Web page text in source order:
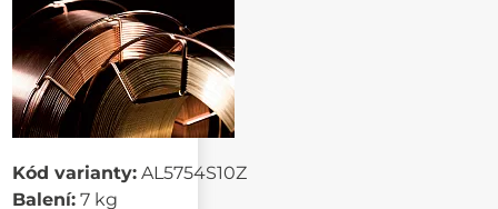
Kód varianty: AL5754S10Z
Balení: 7 kg